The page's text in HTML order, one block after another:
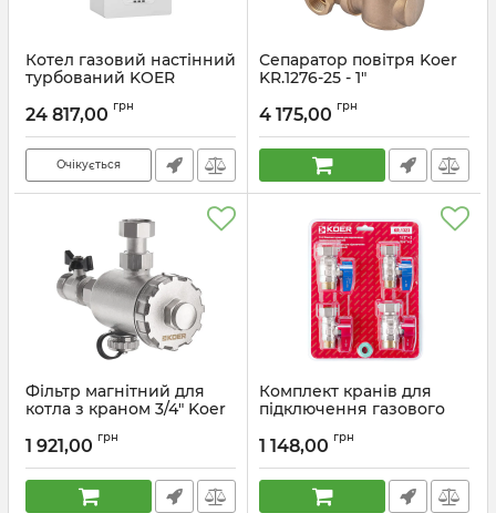
Котел газовий настінний
турбований KOER
двоконтурний 28 кВт
Артикул: KR5659
24 817,00 грн
Очікується
Сепаратор повітря Koer
KR.1276-25 - 1"
(латунний) (KR5854)
Артикул: KR5854
4 175,00 грн
Фільтр магнітний для
котла з краном 3/4" Koer
Артикул: KR3122
1 921,00 грн
Комплект кранів для
підключення газового
прямий (1/2"x2шт,
Артикул: KR3125
1 148,00 грн